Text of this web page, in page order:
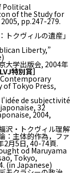
Political
of the Study for
pp.247-279.
クヴィルの遺産」
Liberty,”
大学出版会, 2004年
特別賞］
of Tokyo Press,
de subjectivité
, 32
2004,
沢・トクヴィル理解
：主体的作為，ファ
2月5日, 40-74頁.
od Maruyama
, Tokyo,
(in Japanese)